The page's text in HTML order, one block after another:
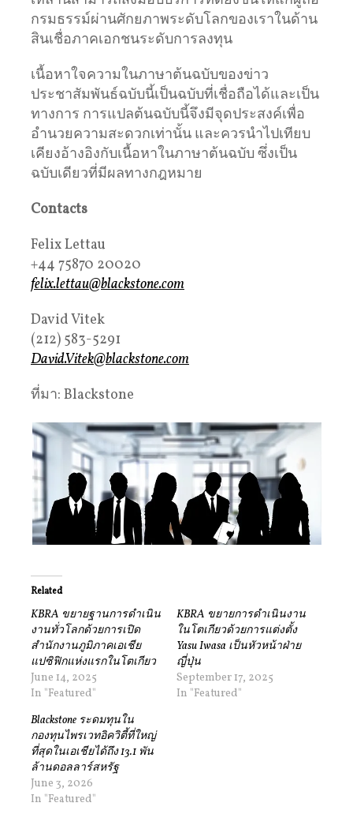
กรมธรรม์ผ่านศักยภาพระดับโลกของเราในด้าน
สินเชื่อภาคเอกชนระดับการลงทุน
เนื้อหาใจความในภาษาต้นฉบับของข่าว
ประชาสัมพันธ์ฉบับนี้เป็นฉบับที่เชื่อถือได้และเป็น
ทางการ การแปลต้นฉบับนี้จึงมีจุดประสงค์เพื่อ
อำนวยความสะดวกเท่านั้น และควรนำไปเทียบ
เคียงอ้างอิงกับเนื้อหาในภาษาต้นฉบับ ซึ่งเป็น
ฉบับเดียวที่มีผลทางกฎหมาย
Contacts
Felix Lettau
+44 75870 20020
felix.lettau@blackstone.com
David Vitek
(212) 583-5291
David.Vitek@blackstone.com
ที่มา: Blackstone
Related
KBRA ขยายฐานการดำเนิน
งานทั่วโลกด้วยการเปิด
สำนักงานภูมิภาคเอเชีย
แปซิฟิกแห่งแรกในโตเกียว
June 14, 2025
In "Featured"
KBRA ขยายการดำเนินงาน
ในโตเกียวด้วยการแต่งตั้ง
Yasu Iwasa เป็นหัวหน้าฝ่าย
ญี่ปุ่น
September 17, 2025
In "Featured"
Blackstone ระดมทุนใน
กองทุนไพรเวทอิควิตี้ที่ใหญ่
ที่สุดในเอเชียได้ถึง 13.1 พัน
ล้านดอลลาร์สหรัฐ
June 3, 2026
In "Featured"